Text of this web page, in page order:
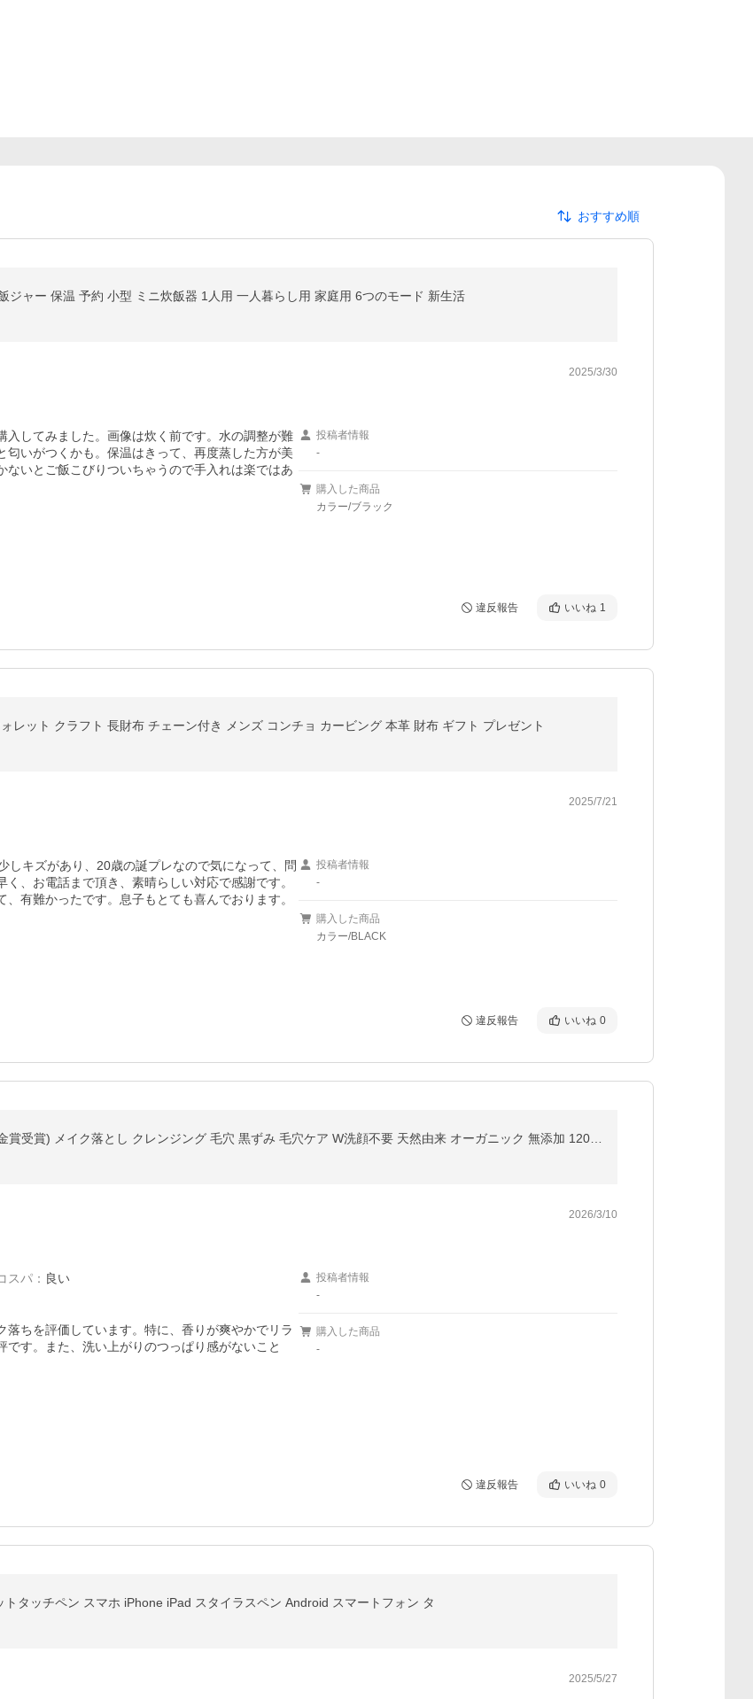
おすすめ順
ジャー 保温 予約 小型 ミニ炊飯器 1人用 一人暮らし用 家庭用 6つのモード 新生活
2025/3/30
してみました。画像は炊く前です。水の調整が難
いがつくかも。保温はきって、再度蒸した方が美
いとご飯こびりついちゃうので手入れは楽ではあ
投稿者情報
-
購入した商品
カラー/ブラック
違反報告 いいね 1
レット クラフト 長財布 チェーン付き メンズ コンチョ カービング 本革 財布 ギフト プレゼント
2025/7/21
しキズがあり、20歳の誕プレなので気になって、問
、お電話まで頂き、素晴らしい対応で感謝です。
有難かったです。息子もとても喜んでおります。
投稿者情報
-
購入した商品
カラー/BLACK
違反報告 いいね 0
2026/3/10
スパ ： 良い
ちを評価しています。特に、香りが爽やかでリラ
す。また、洗い上がりのつっぱり感がないこと
投稿者情報
-
購入した商品
-
違反報告 いいね 0
タッチペン スマホ iPhone iPad スタイラスペン Android スマートフォン タ
2025/5/27